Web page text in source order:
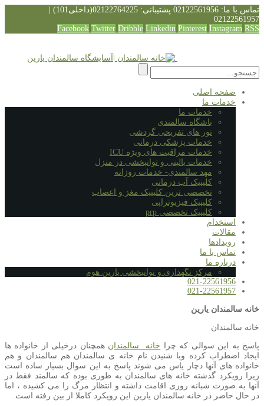
تماس با ما: 02122561956
پشتیبانی: 02122764225(داخلی101) |
02122561957
Facebook Twitter Dribble Linkedin Pinterest Instagram RSS
صفحه اصلی
خدمات ما
خدمات ما
باشگاه سالمندی
تور های تفریحی گردشی
خدمات پزشکی درمانی
خدمات مراقبت های ویژه ICU
خدمات بالینی و توانبخشی در منزل
مهد سالمندی- خدمات روزانه
کلینیک آب درمانی
تخصصی ترین کلینیک مغز و اعصاب
کلینیک فیزیوتراپی
کلینیک تخصصی prp
استخدام
مقالات
رویدادها
تماس با ما
درباره ما
مرکز نگهداری و توانبخشی یارین هوم
021-22561956
021-22561957
خانه سالمندان یارین
خانه سالمندان
پاسخ به این سوالی که چرا خانه سالمندان همچنان درخیلی از خانواده ها
ایجاد اضطراب کرده وبا شنیدن نام خانه ی سالمندان هم سالمندان و هم
خانواده های آنها دچار یاس می شوند پاسخ به این سوال بسیار ساده است
زیرا رویکرد گذشته خانه های سالمندان به طوری بوده که سالمند فقط در
آنها به صورت شبانه روزی اقامت داشته و انتظار مرگ را می کشیده ، اما
در حال حاضر در خانه سالمندان یارین این رویکرد کاملا از بین رفته است.